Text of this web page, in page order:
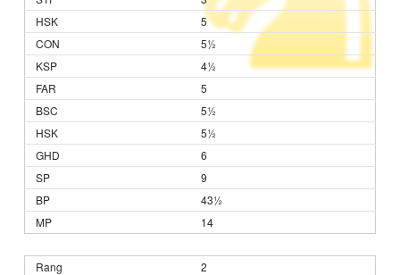
5
5½
4½
5
5½
5½
6
9
43½
14
2